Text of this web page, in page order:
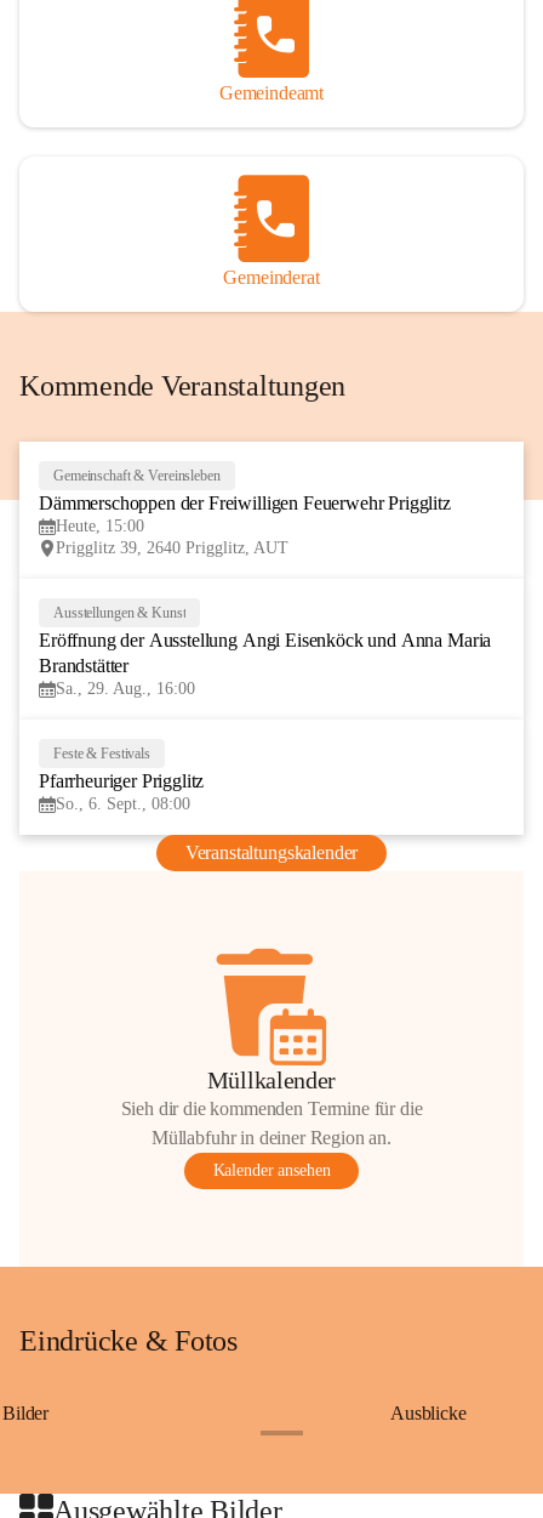
Gemeindeamt
Gemeinderat
Kommende Veranstaltungen
Gemeinschaft & Vereinsleben
Dämmerschoppen der Freiwilligen Feuerwehr Prigglitz
Heute, 15:00
Prigglitz 39, 2640 Prigglitz, AUT
AUG
Ausstellungen & Kunst
Eröffnung der Ausstellung Angi Eisenköck und Anna Maria
Brandstätter
Sa., 29. Aug., 16:00
Feste & Festivals
Pfarrheuriger Prigglitz
So., 6. Sept., 08:00
Veranstaltungskalender
Müllkalender
Sieh dir die kommenden Termine für die
Müllabfuhr in deiner Region an.
Kalender ansehen
Eindrücke & Fotos
Bilder Ausblicke
Ausgewählte Bilder